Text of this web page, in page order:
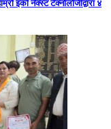
इको नेक्स्ट टेक्नोलोजीद्वारा ४